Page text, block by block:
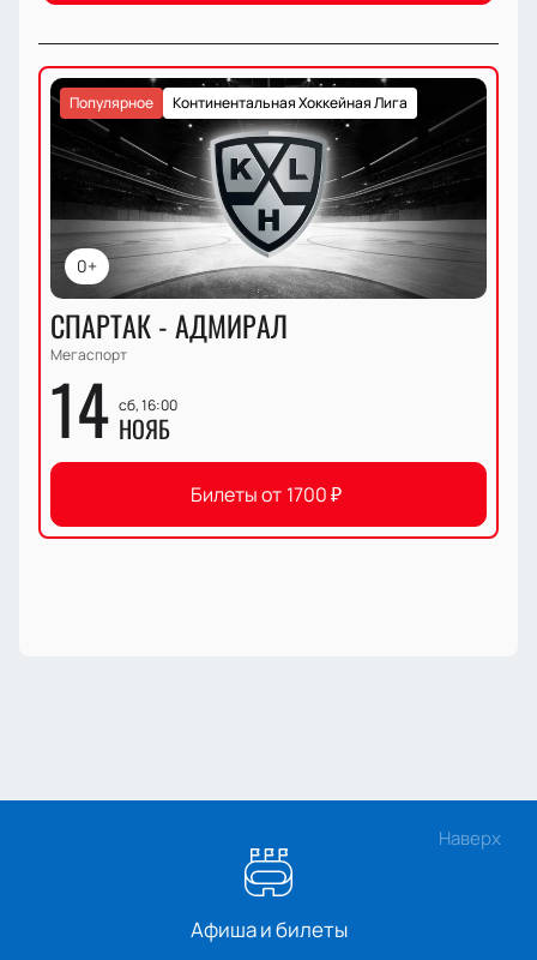
0+
Континентальная Хоккейная Лига
Популярное
СПАРТАК - АДМИРАЛ
Мегаспорт
14 сб, 16:00
НОЯБ
Билеты от 1700₽
Наверх
Афиша и билеты